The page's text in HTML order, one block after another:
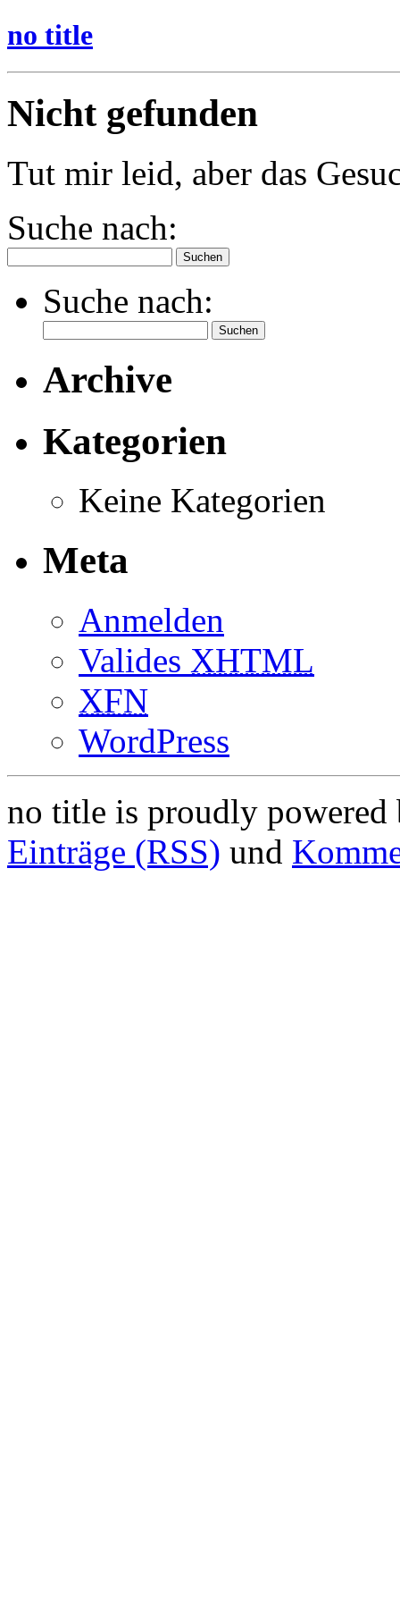
no title
Nicht gefunden
Tut mir leid, aber das
Suche nach:
Suche nach:
Archive
Kategorien
Keine Kategorien
Meta
Anmelden
Valides XHTML
XFN
WordPress
no title is proudly
Einträge (RSS) und